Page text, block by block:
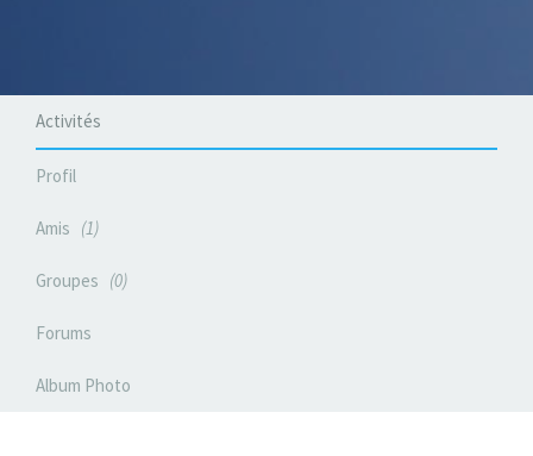
Activités
Profil
Amis 1
Groupes 0
Forums
Album Photo